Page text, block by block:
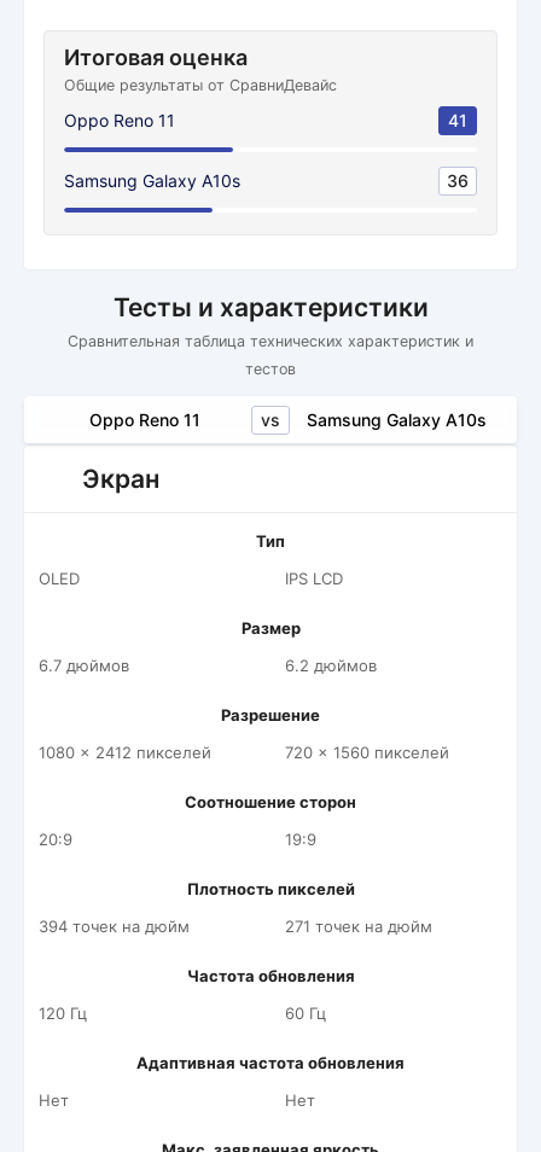
Итоговая оценка
Общие результаты от СравниДевайс
Oppo Reno 11 41
Samsung Galaxy A10s 36
Тесты и характеристики
Сравнительная таблица технических характеристик и
тестов
Oppo Reno 11 vs Samsung Galaxy A10s
Экран
Тип
OLED
IPS LCD
Размер
6.7 дюймов
6.2 дюймов
Разрешение
1080 x 2412 пикселей
720 x 1560 пикселей
Соотношение сторон
20:9
19:9
Плотность пикселей
394 точек на дюйм
271 точек на дюйм
Частота обновления
120 Гц
60 Гц
Адаптивная частота обновления
Нет
Нет